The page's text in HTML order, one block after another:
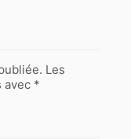
Les
avec *